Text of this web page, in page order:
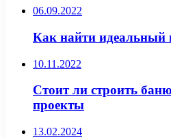
06.09.2022
Как найти
10.11.2022
Стоит ли строить
проекты
13.02.2024